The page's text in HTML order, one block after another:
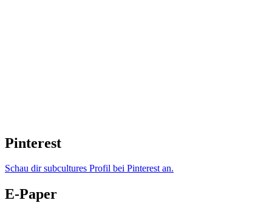
Pinterest
Schau dir subcultures Profil bei Pinterest an.
E-Paper